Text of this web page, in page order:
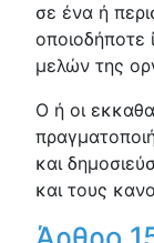
σε ένα ή
οποιοδήποτε
μελών της
Ο ή οι
και
και τους